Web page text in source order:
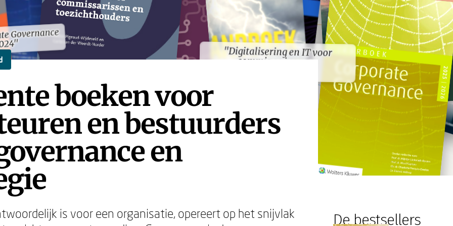
Governance
"Digitalisering en IT voor
commissarissen en
Governance
"Digitalisering en IT voor
commissarissen en
boeken voor
en bestuurders
en
is voor een organisatie, opereert op het snijvlak
De bestsellers